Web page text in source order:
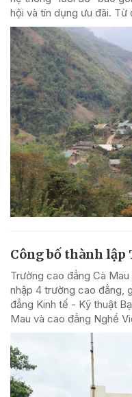
hội và tín dụng ưu đãi. Từ
Công bố thành lập
Trường cao đẳng Cà
nhập 4 trường cao đẳng,
đẳng Kinh tế - Kỹ thuật
Mau và cao đẳng Nghề